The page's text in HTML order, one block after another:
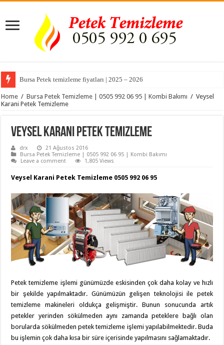
Bursa Petek temizleme fiyatları | 2025 – 2026
Home / Bursa Petek Temizleme | 0505 992 06 95 | Kombi Bakımı / Veysel
Karani Petek Temizleme
Veysel Karani Petek Temizleme
drx
21 Ağustos 2016
Bursa Petek Temizleme | 0505 992 06 95 | Kombi Bakımı
Leave a comment
1,805 Views
Veysel Karani Petek Temizleme 0505 992 06 95
Petek temizleme işlemi günümüzde eskisinden çok daha kolay ve hızlı
bir şekilde yapılmaktadır. Günümüzün gelişen teknolojisi ile petek
temizleme makineleri oldukça gelişmiştir. Bunun sonucunda artık
petekler yerinden sökülmeden aynı zamanda peteklere bağlı olan
borularda sökülmeden petek temizleme işlemi yapılabilmektedir. Buda
bu işlemin çok daha kısa bir süre içerisinde yapılmasını sağlamaktadır.